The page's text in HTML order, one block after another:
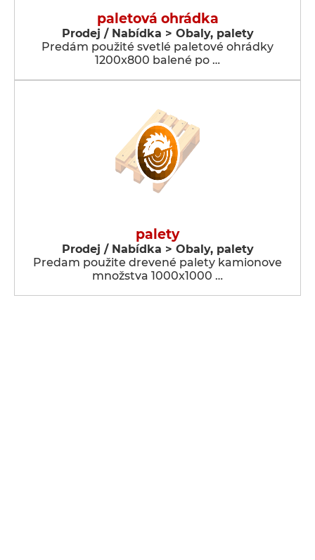
paletová ohrádka
Prodej / Nabídka > Obaly, palety
Predám použité svetlé paletové ohrádky
1200x800 balené po …
palety
Prodej / Nabídka > Obaly, palety
Predam použite drevené palety kamionove
množstva 1000x1000 …